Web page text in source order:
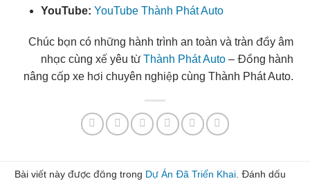
YouTube: YouTube Thành Phát Auto
Chúc bạn có những hành trình an toàn và tràn đầy âm
nhạc cùng xế yêu từ Thành Phát Auto – Đồng hành
nâng cấp xe hơi chuyên nghiệp cùng Thành Phát Auto.
Bài viết này được đăng trong Dự Án Đã Triển Khai. Đánh dấu